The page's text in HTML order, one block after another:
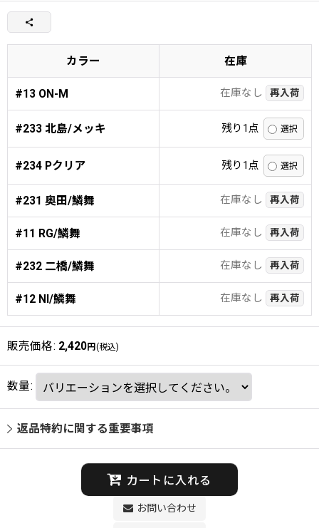
カラー 在庫
#13 ON-M 在庫なし 再入荷
#233 北島/メッキ 残り1点
#234 Pクリア 残り1点
#231 奥田/鱗舞 在庫なし 再入荷
#11 RG/鱗舞 在庫なし 再入荷
#232 二橋/鱗舞 在庫なし 再入荷
#12 NI/鱗舞 在庫なし 再入荷
販売価格: 2,420円 (税込)
数量:
返品特約に関する重要事項
カートに入れる
お問い合わせ